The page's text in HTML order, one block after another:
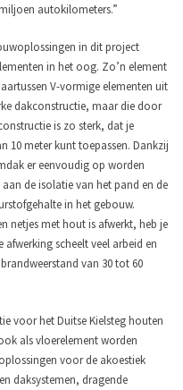
autokilometers.”
in dit project
in het oog. Zo’n element
V-vormige elementen uit
dakconstructie, maar die door
is zo sterk, dat je
10 meter kunt toepassen. Dankzij
er eenvoudig op worden
de isolatie van het pand en de
in het gebouw.
netjes met hout is afwerkt, heb je
scheelt veel arbeid en
van 30 tot 60
voor het Duitse Kielsteg houten
als vloerelement worden
voor de akoestiek
daksystemen, dragende